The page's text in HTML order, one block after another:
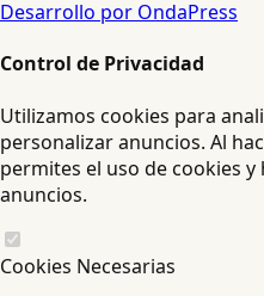
Desarrollo por OndaPress
Control de Privacidad
Utilizamos cookies para
personalizar anuncios. Al
permites el uso de cookies
anuncios.
Cookies Necesarias